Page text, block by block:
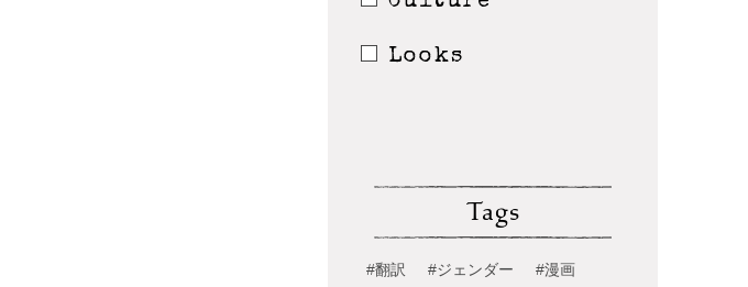
Looks
Tags
#翻訳 #ジェンダー #漫画